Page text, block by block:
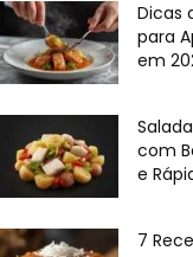
Dicas
para
em
com
e
7